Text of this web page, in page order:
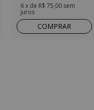
6x de R$ 75,00 sem
juros
COMPRAR